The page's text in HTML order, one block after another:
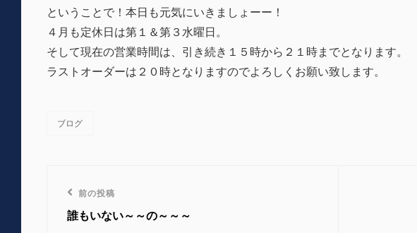
ということで！本日も元気にいきましょーー！
４月も定休日は第１＆第３水曜日。
そして現在の営業時間は、引き続き１５時から２１時までとなります。
ラストオーダーは２０時となりますのでよろしくお願い致します。
ブログ
稿
前
の
前の投稿
誰もいない～～の～～～